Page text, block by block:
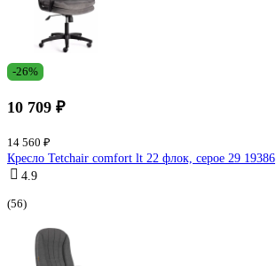
-26%
10 709 ₽
14 560 ₽
Кресло Tetchair comfort lt 22 флок, серое 29 19386
4.9
(56)